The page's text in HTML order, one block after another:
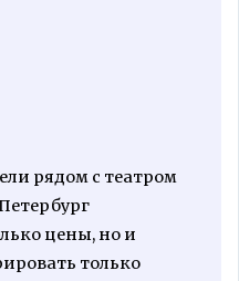
рядом с театром
цены, но и
только